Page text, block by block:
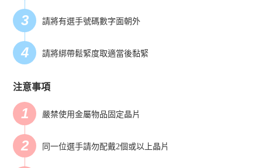
3 請將有選手號碼數字面朝外
4 請將綁帶鬆緊度取適當後黏緊
注意事項
1 嚴禁使用金屬物品固定晶片
2 同一位選手請勿配戴2個或以上晶片